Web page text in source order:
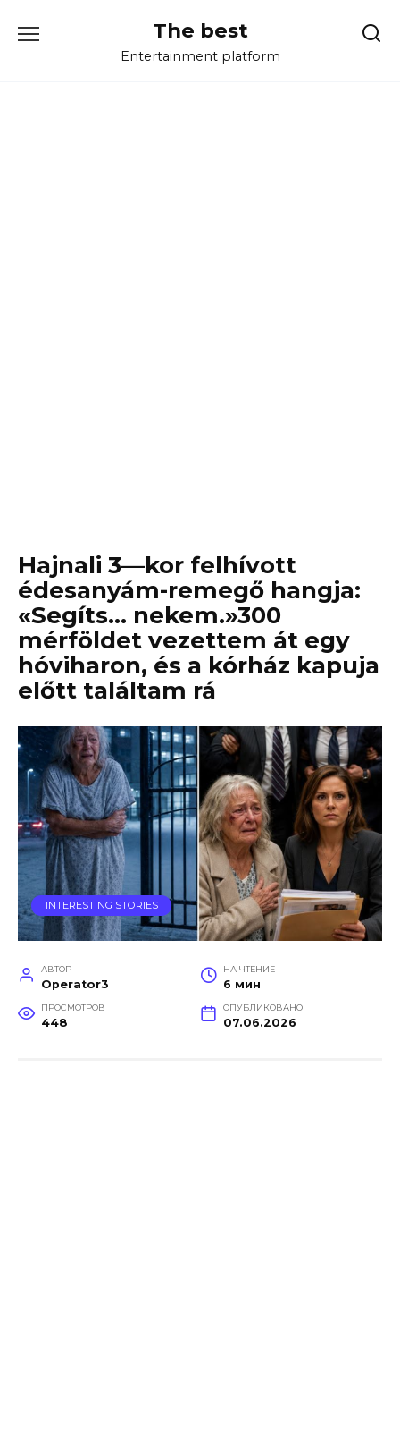
The best
Entertainment platform
Hajnali 3—kor felhívott
édesanyám-remegő hangja:
«Segíts… nekem.»300
mérföldet vezettem át egy
hóviharon, és a kórház kapuja
előtt találtam rá
INTERESTING STORIES
АВТОР
Operator3
НА ЧТЕНИЕ
6 мин
ПРОСМОТРОВ
448
ОПУБЛИКОВАНО
07.06.2026